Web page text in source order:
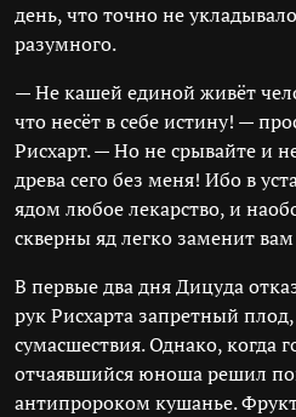
день, что точно не
разумного.
— Не кашей единой живёт
что несёт в себе истину! —
Рисхарт. — Но не срывайте и
древа сего без меня! Ибо в
ядом любое лекарство, и
скверны яд легко заменит
В первые два дня Дицуда
рук Рисхарта запретный
сумасшествия. Однако, когда
отчаявшийся юноша решил
антипророком кушанье.